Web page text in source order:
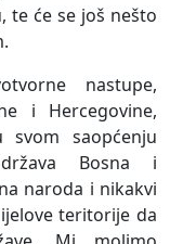
te će se još nešto
nastupe,
i Hercegovine,
saopćenju
Bosna i
naroda i nikakvi
teritorije da